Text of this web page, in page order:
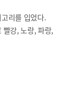
리를 입었다.
빨강, 노랑, 파랑,